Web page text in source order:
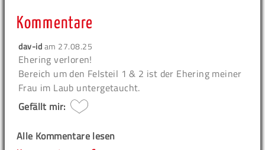
Kommentare
dav-idam 27.08.25
Ehering verloren!
Bereich um den Felsteil 1 & 2 ist der Ehering meiner
Frau im Laub untergetaucht.
Gefällt mir:
Alle Kommentare lesen